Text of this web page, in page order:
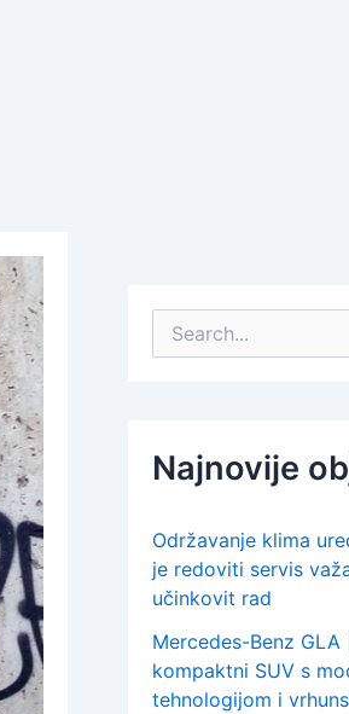
:
Najnovije
Održavanje klima
je redoviti servis
učinkovit rad
Mercedes-Benz GLA
kompaktni SUV s
tehnologijom i